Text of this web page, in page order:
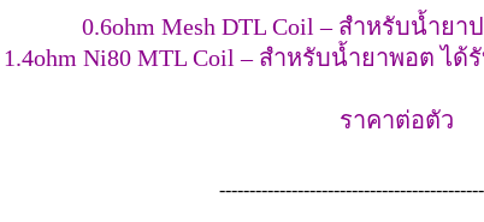
0.6ohm Mesh DTL Coil – สำหรับน้ำย
1.4ohm Ni80 MTL Coil – สำหรับน้ำยาพอต ไ
ราคาต่อตัว